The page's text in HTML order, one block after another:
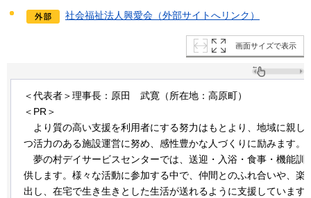
社会福祉法人興愛会（外部サイトへリンク）
画面サイズで表示
＜代表者＞理事長：原田 武寛（所在地：高原町）
＜PR＞
より質の高い支援を利用者にする努力はもとより、地域に親し
つ活力のある施設運営に努め、感性豊かな人づくりに励みます。
夢の村デイサービスセンターでは、送迎・入浴・食事・機能訓
供します。様々な活動に参加する中で、仲間とのふれ合いや、楽
出し、在宅で生き生きとした生活が送れるように支援しています